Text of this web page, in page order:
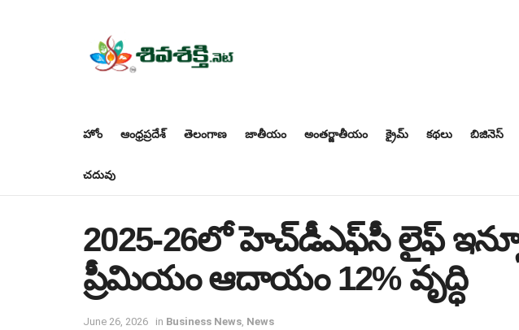
హోం ఆంధ్రప్రదేశ్ తెలంగాణ జాతీయం అంతర్జాతీయం క్రైమ్ కథలు బిజినెస్‌
చదువు
2025-26లో హెచ్‌డీఎఫ్‌సీ లైఫ్
ప్రీమియం ఆదాయం 12% వృద్ధి
June 26, 2026 in Business News News